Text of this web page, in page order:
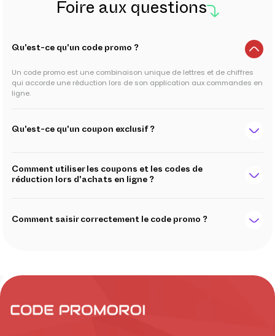
Foire aux questions
Qu'est-ce qu'un code promo ?
Un code promo est une combinaison unique de lettres et de chiffres
qui accorde une réduction lors de son application aux commandes en
ligne.
Qu'est-ce qu'un coupon exclusif ?
Comment utiliser les coupons et les codes de
réduction lors d'achats en ligne ?
Comment saisir correctement le code promo ?